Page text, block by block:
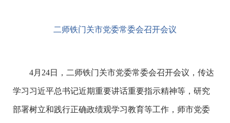
二师铁门关市党委常委会召开会议
4月24日，二师铁门关市党委常委会召开会议，传达
学习习近平总书记近期重要讲话重要指示精神等，研究
部署树立和践行正确政绩观学习教育等工作，师市党委